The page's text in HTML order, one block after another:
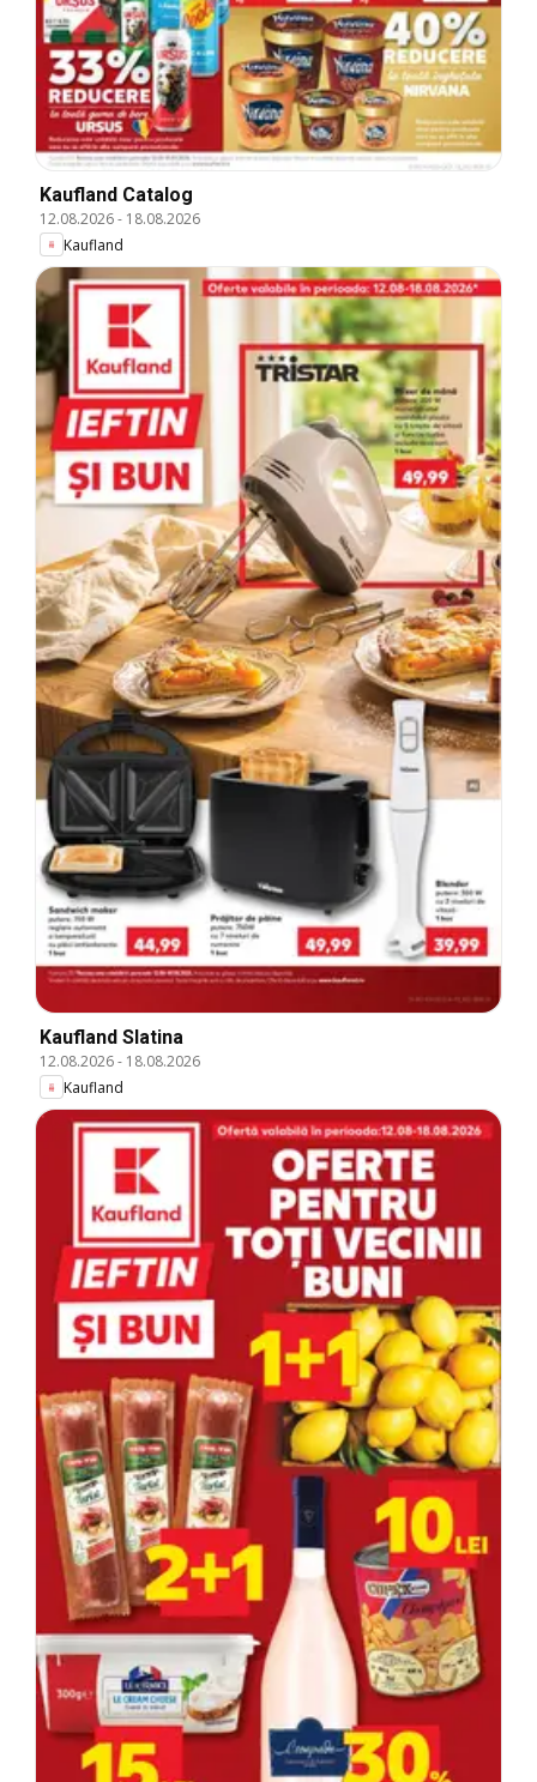
Kaufland Catalog
12.08.2026- 18.08.2026
Kaufland
Kaufland Slatina
12.08.2026- 18.08.2026
Kaufland